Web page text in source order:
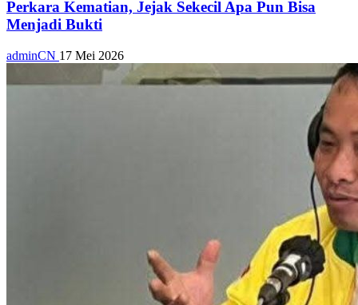
Perkara Kematian, Jejak Sekecil Apa Pun Bisa
Menjadi Bukti
adminCN 17 Mei 2026